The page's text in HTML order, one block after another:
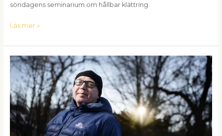
söndagens seminarium om hållbar klättring.
Läs mer »
Klubbhäng
maj:
High
Sport-
Ola’s
epic